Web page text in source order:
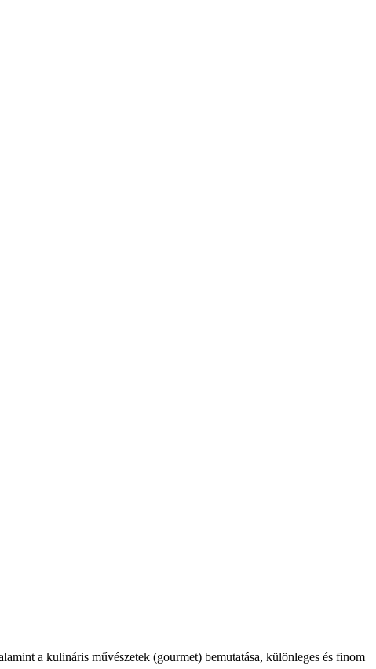
a kulináris művészetek (gourmet) bemutatása, különleges és finom